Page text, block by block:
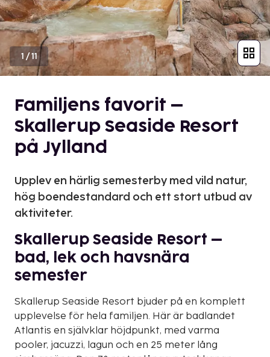
1 /11
Familjens favorit –
Skallerup Seaside Resort
på Jylland
Upplev en härlig semesterby med vild natur,
hög boendestandard och ett stort utbud av
aktiviteter.
Skallerup Seaside Resort –
bad, lek och havsnära
semester
Skallerup Seaside Resort bjuder på en komplett
upplevelse för hela familjen. Här är badlandet
Atlantis en självklar höjdpunkt, med varma
pooler, jacuzzi, lagun och en 25 meter lång